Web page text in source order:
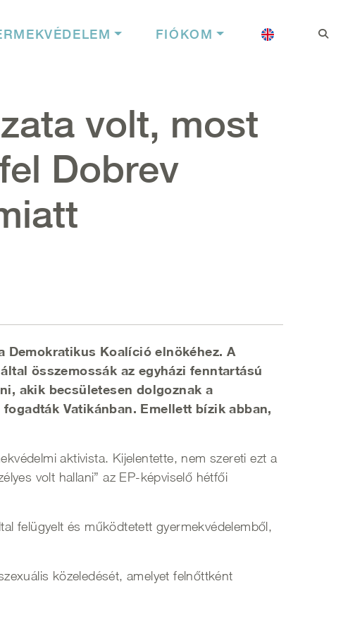
Felhasználói
FIÓKOM Nyelv
volt, most
Dobrev
Demokratikus Koalíció elnökéhez. A
összemossák az egyházi fenntartású
akik becsületesen dolgoznak a
Vatikánban. Emellett bízik abban,
aktivista. Kijelentette, nem szereti ezt a
volt hallani” az EP-képviselő hétfői
felügyelt és működtetett gyermekvédelemből,
közeledését, amelyet felnőttként